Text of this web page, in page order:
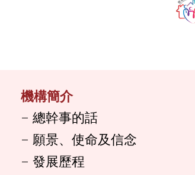
機構簡介
總幹事的話
願景、使命及信念
發展歷程